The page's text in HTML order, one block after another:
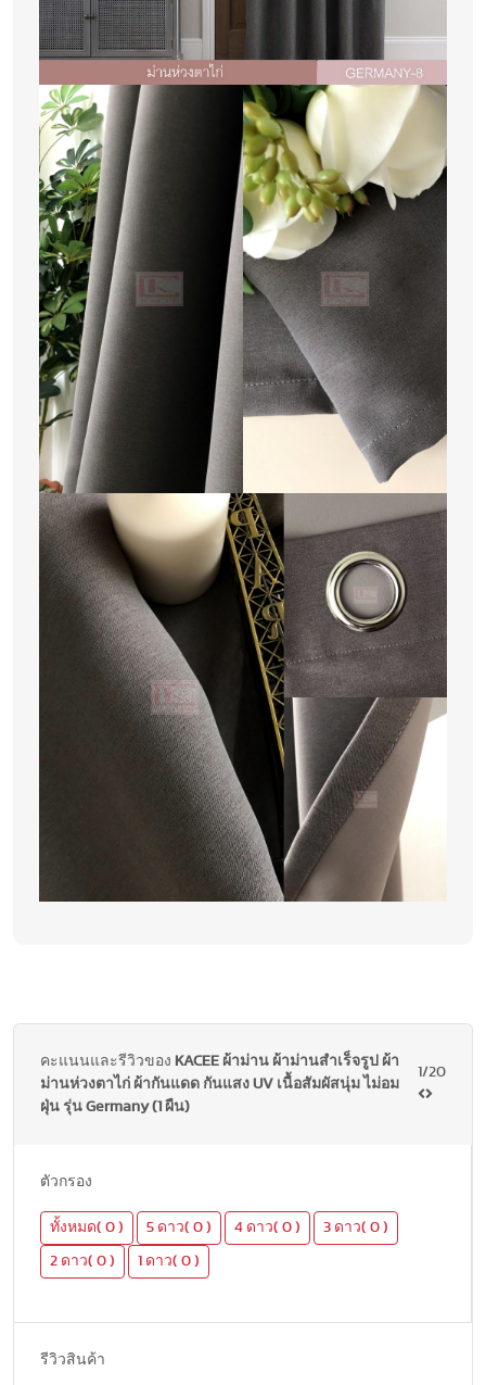
คะแนนและรีวิวของ KACEE ผ้าม่าน ผ้าม่านสำเร็จรูป ผ้า
ม่านห่วงตาไก่ ผ้ากันแดด กันแสง UV เนื้อสัมผัสนุ่ม ไม่อม
ฝุ่น รุ่น Germany (1 ผืน)
1/20
ตัวกรอง
ทั้งหมด( 0 ) 5 ดาว( 0 ) 4 ดาว( 0 ) 3 ดาว( 0 )
2 ดาว( 0 ) 1 ดาว( 0 )
รีวิวสินค้า